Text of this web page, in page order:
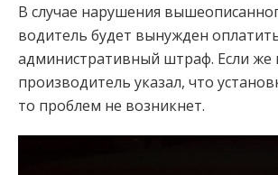
В случае нарушения
водитель будет вынужден
административный штраф. Если же
производитель указал, что
то проблем не возникнет.